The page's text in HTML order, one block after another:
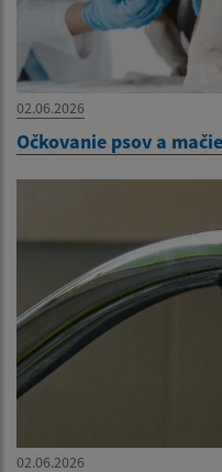
02.06.2026
Očkovanie psov a
02.06.2026